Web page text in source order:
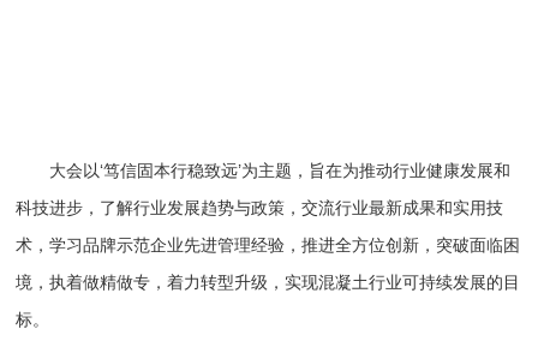
大会以‘笃信固本行稳致远’为主题，旨在为推动行业健康发展和
科技进步，了解行业发展趋势与政策，交流行业最新成果和实用技
术，学习品牌示范企业先进管理经验，推进全方位创新，突破面临困
境，执着做精做专，着力转型升级，实现混凝土行业可持续发展的目
标。